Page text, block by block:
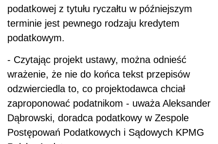
podatkowej z tytułu ryczałtu w późniejszym
terminie jest pewnego rodzaju kredytem
podatkowym.
- Czytając projekt ustawy, można odnieść
wrażenie, że nie do końca tekst przepisów
odzwierciedla to, co projektodawca chciał
zaproponować podatnikom - uważa Aleksander
Dąbrowski, doradca podatkowy w Zespole
Postępowań Podatkowych i Sądowych KPMG